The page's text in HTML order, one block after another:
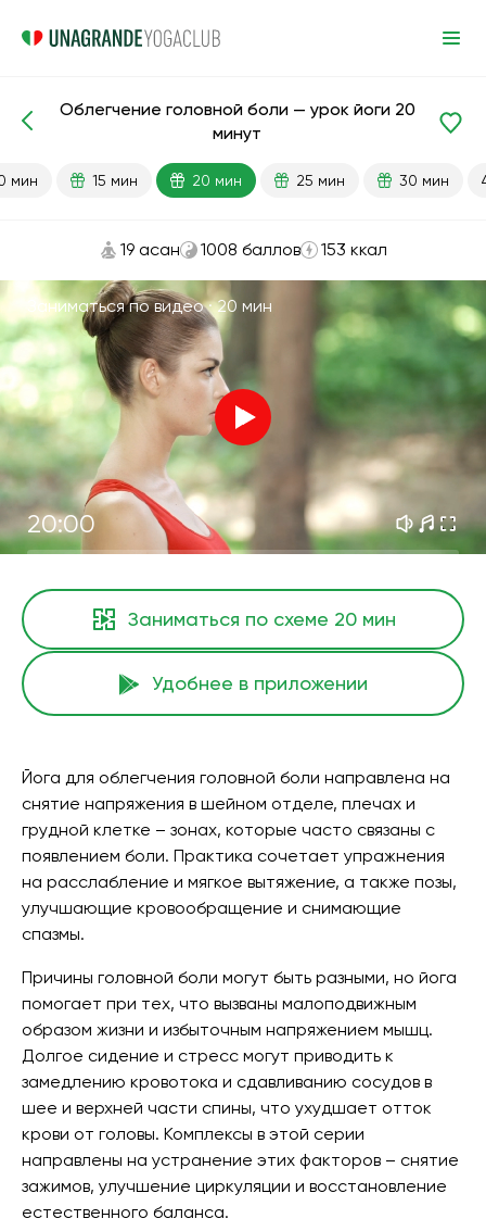
Голова
Облегчение головной боли — урок йоги 20
минут
мин 15 мин 20 мин 25 мин 30 мин
19 асан 1008 баллов 153 ккал
Заниматься по видео ·20 мин
20:00
Заниматься по схеме 20 мин
Удобнее в приложении
Йога для облегчения головной боли направлена на
снятие напряжения в шейном отделе, плечах и
грудной клетке – зонах, которые часто связаны с
появлением боли. Практика сочетает упражнения
на расслабление и мягкое вытяжение, а также позы,
улучшающие кровообращение и снимающие
спазмы.
Причины головной боли могут быть разными, но йога
помогает при тех, что вызваны малоподвижным
образом жизни и избыточным напряжением мышц.
Долгое сидение и стресс могут приводить к
замедлению кровотока и сдавливанию сосудов в
шее и верхней части спины, что ухудшает отток
крови от головы. Комплексы в этой серии
направлены на устранение этих факторов – снятие
зажимов, улучшение циркуляции и восстановление
естественного баланса.